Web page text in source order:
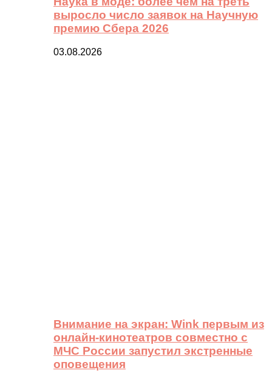
выросло число заявок на Научную
премию Сбера 2026
03.08.2026
Внимание на экран: Wink первым из
онлайн-кинотеатров совместно с
МЧС России запустил экстренные
оповещения